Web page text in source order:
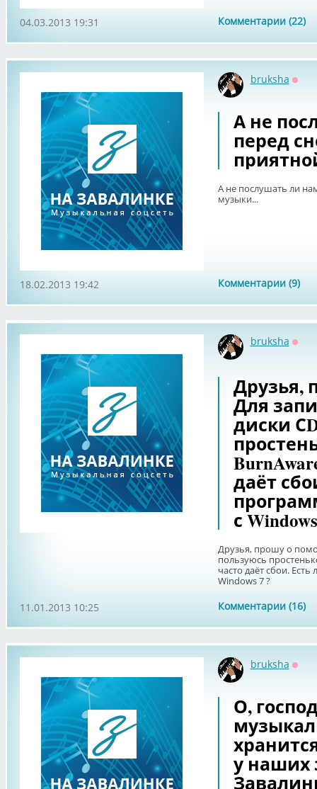
Комментарии (22)
04.03.2013 19:31
bruksha
А не
перед
А не послушать ли
музыки...
Комментарии (9)
18.02.2013 19:42
bruksha
Друзья,
Для
диски
даёт
с
Друзья, прошу о
пользуюсь
часто даёт сбои.
Windows 7 ?
Комментарии (16)
11.01.2013 10:25
bruksha
О,
у наших